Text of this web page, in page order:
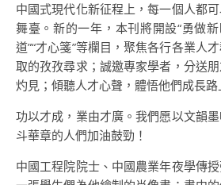
中國式現代化新征程上，每一個人都
舞臺。新的一年，本刊將開設“勇做
道”“才心箋”等欄目，聚焦各行各業人
取的孜孜尋求；誠邀專家學者，分送
灼見；傾聽人才心聲，體悟他們成長路
功以才成，業由才廣。我們愿以文韻
斗華章的人們加油鼓勁！
中國工程院院士、中國農業年夜學傳